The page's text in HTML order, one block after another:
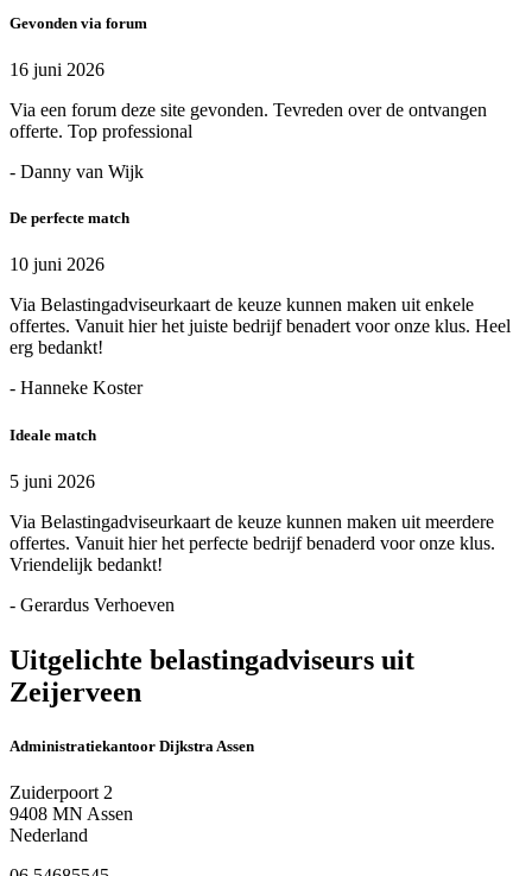
Gevonden via forum
16 juni 2026
Via een forum deze site gevonden. Tevreden over de ontvangen
offerte. Top professional
- Danny van Wijk
De perfecte match
10 juni 2026
Via Belastingadviseurkaart de keuze kunnen maken uit enkele
offertes. Vanuit hier het juiste bedrijf benadert voor onze klus. Heel
erg bedankt!
- Hanneke Koster
Ideale match
5 juni 2026
Via Belastingadviseurkaart de keuze kunnen maken uit meerdere
offertes. Vanuit hier het perfecte bedrijf benaderd voor onze klus.
Vriendelijk bedankt!
- Gerardus Verhoeven
Uitgelichte belastingadviseurs uit
Zeijerveen
Administratiekantoor Dijkstra Assen
Zuiderpoort 2
9408 MN Assen
Nederland